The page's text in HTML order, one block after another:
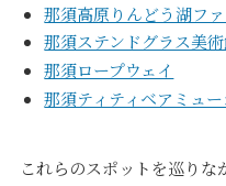
那須高原りんどう湖フ
那須ステンドグラス美
那須ロープウェイ
那須ティティベアミュー
これらのスポットを巡りな